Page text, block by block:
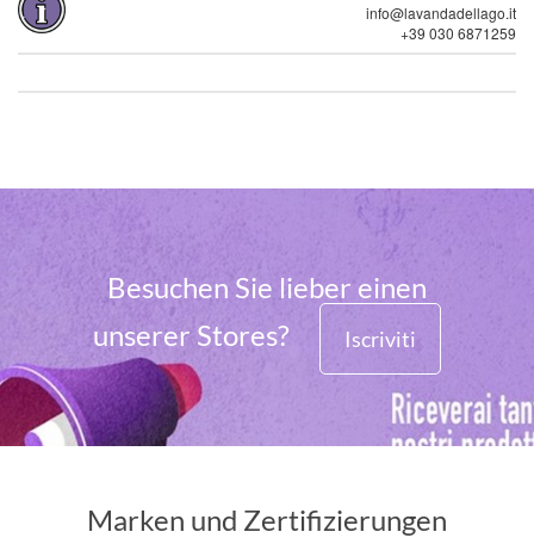
info@lavandadellago.it
+39 030 6871259
Besuchen Sie lieber einen
unserer Stores?
Iscriviti
Marken und Zertifizierungen